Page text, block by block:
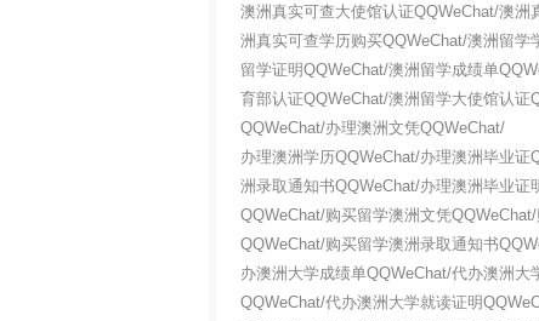
澳洲真实可查大使馆认证QQWeChat/澳
洲真实可查学历购买QQWeChat/澳洲留学
留学证明QQWeChat/澳洲留学成绩单
育部认证QQWeChat/澳洲留学大使馆认
QQWeChat/办理澳洲文凭QQWeChat/
办理澳洲学历QQWeChat/办理澳洲毕业
洲录取通知书QQWeChat/办理澳洲毕业
QQWeChat/购买留学澳洲文凭
QQWeChat/购买留学澳洲录取通知书
办澳洲大学成绩单QQWeChat/代办澳洲
QQWeChat/代办澳洲大学就读证明